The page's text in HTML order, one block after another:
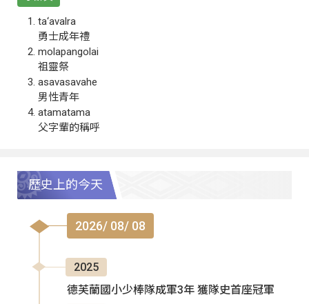
ta‘avalra
勇士成年禮
molapangolai
祖靈祭
asavasavahe
男性青年
atamatama
父字輩的稱呼
歷史上的今天
2026/ 08/ 08
2025
德芙蘭國小少棒隊成軍3年 獲隊史首座冠軍